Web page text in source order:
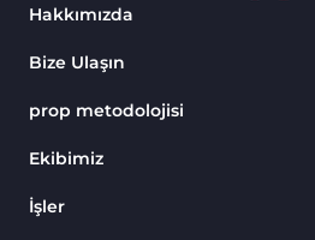
Aşırı Alım ve Aşırı
Göstergeleri
Hakkımızda
Bize Ulaşın
prop metodolojisi
Ekibimiz
İşler